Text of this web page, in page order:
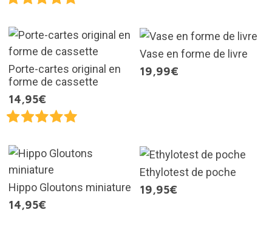
Porte-cartes original en
forme de cassette
14,95€
Vase en forme de livre
19,99€
Hippo Gloutons miniature
14,95€
Ethylotest de poche
19,95€